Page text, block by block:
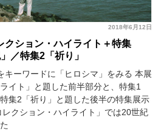
2018年6月12日
クション・ハイライト＋特集
／特集2「祈り」
キーワードに「ヒロシマ」をみる 本展
イト」と題した前半部分と、特集1
集2「祈り」と題した後半の特集展示
クション・ハイライト」では20世紀